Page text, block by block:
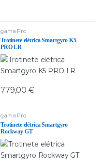
gama Pro
Trotinete elétrica Smartgyro K5
PRO LR
779,00€
gama Pro
Trotinete elétrica Smartgyro
Rockway GT